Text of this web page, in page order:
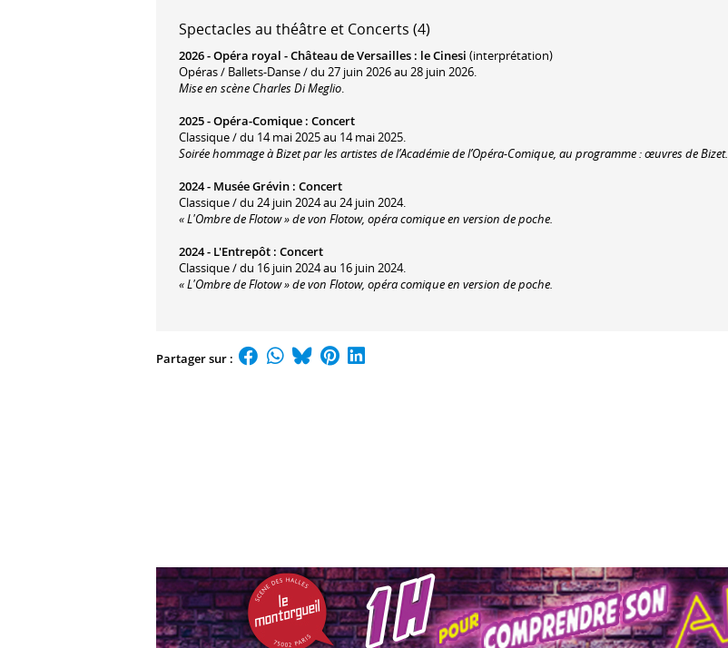
Spectacles au théâtre et Concerts (4)
2026 -Opéra royal - Château de Versailles : le Cinesi (interprétation)
Opéras / Ballets-Danse / du 27 juin 2026 au 28 juin 2026.
Mise en scène Charles Di Meglio.
2025 -Opéra-Comique : Concert
Classique / du 14 mai 2025 au 14 mai 2025.
Soirée hommage à Bizet par les artistes de l’Académie de l’Opéra-Comique, au programme : œuvres de Bizet.
2024 - Musée Grévin : Concert
Classique / du 24 juin 2024 au 24 juin 2024.
« L'Ombre de Flotow » de von Flotow, opéra comique en version de poche.
2024 - L'Entrepôt : Concert
Classique / du 16 juin 2024 au 16 juin 2024.
« L'Ombre de Flotow » de von Flotow, opéra comique en version de poche.
Partager sur :